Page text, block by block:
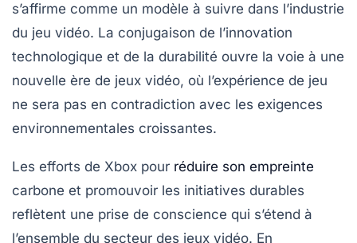
s’affirme comme un modèle à suivre dans l’industrie
du jeu vidéo. La conjugaison de l’innovation
technologique et de la durabilité ouvre la voie à une
nouvelle ère de jeux vidéo, où l’expérience de jeu
ne sera pas en contradiction avec les exigences
environnementales croissantes.
Les efforts de Xbox pour réduire son empreinte
carbone et promouvoir les initiatives durables
reflètent une prise de conscience qui s’étend à
l’ensemble du secteur des jeux vidéo. En